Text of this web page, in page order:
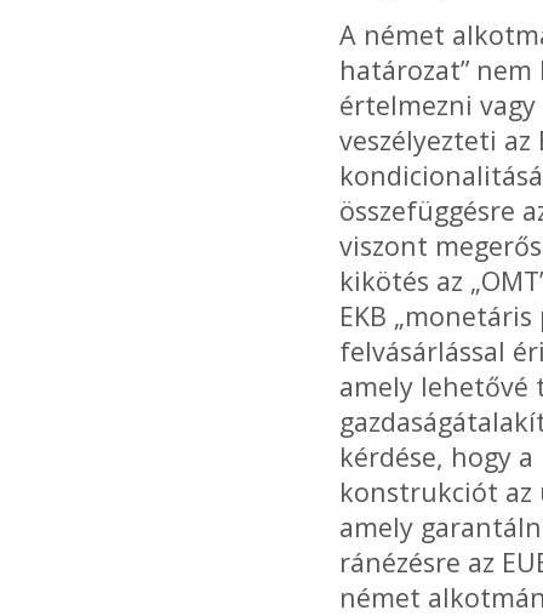
A német
határozat”
értelmezni
veszélyezteti az
összefüggésre
viszont
kikötés az
EKB
felvásárlással
amely lehetővé
kérdése, hogy
konstrukciót az
amely
ránézésre az
német